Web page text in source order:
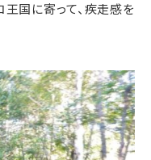
国に寄って、疾走感を